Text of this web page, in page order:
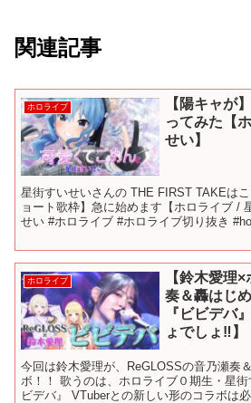
関連記事
ホロライブ
【陽キャが
ってみた【
せい】
星街すいせいさんの THE FIRST TAKEは
ョート歌枠】急に始めます【ホロライブ /
せい #ホロライブ #ホロライブ切り抜き
ホロライブ
【鈴木愛理
奏＆轟はじ
『ビビデバ
ょでしょ‼】
今回は鈴木愛理が、ReGLOSSの音乃瀬奏
ボ！！ 歌うのは、ホロライブ０期生・星
ビデバ』 VTuberとの新しい形のコラボは